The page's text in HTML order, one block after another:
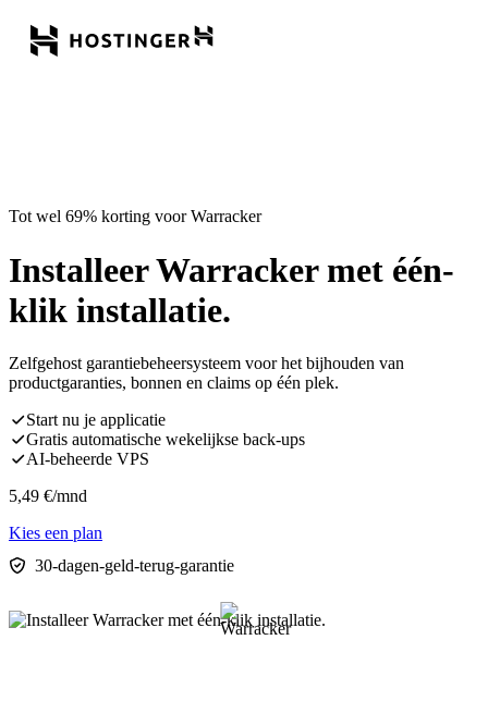
Tot wel 69% korting voor Warracker
Installeer Warracker met één-
klik installatie.
Zelfgehost garantiebeheersysteem voor het bijhouden van
productgaranties, bonnen en claims op één plek.
Start nu je applicatie
Gratis automatische wekelijkse back-ups
AI-beheerde VPS
5,49 €/mnd
Kies een plan
30-dagen-geld-terug-garantie